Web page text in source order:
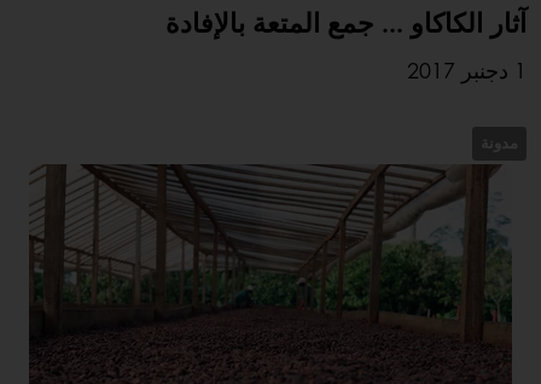
آثار الكاكاو ... جمع المتعة بالإفادة
1 دجنبر 2017
مدونة